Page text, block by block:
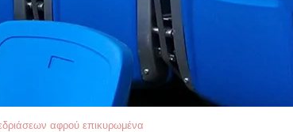
αφρού επικυρωμένα